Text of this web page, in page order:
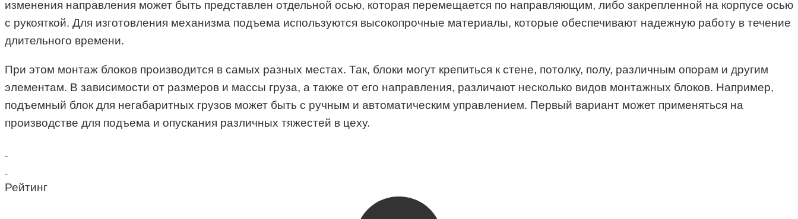
изменения направления может быть представлен отдельной осью, которая перемещается по направляющим, либо закрепленной на корпусе осью
с рукояткой. Для изготовления механизма подъема используются высокопрочные материалы, которые обеспечивают надежную работу в течение
длительного времени.
При этом монтаж блоков производится в самых разных местах. Так, блоки могут крепиться к стене, потолку, полу, различным опорам и другим
элементам. В зависимости от размеров и массы груза, а также от его направления, различают несколько видов монтажных блоков. Например,
подъемный блок для негабаритных грузов может быть с ручным и автоматическим управлением. Первый вариант может применяться на
производстве для подъема и опускания различных тяжестей в цеху.
Рейтинг